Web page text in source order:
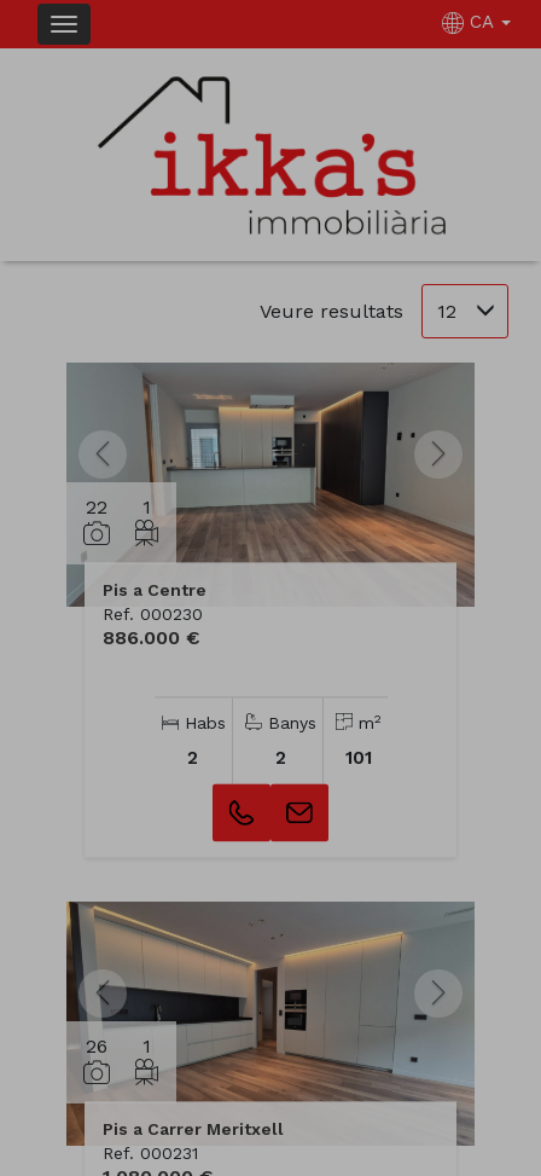
CA
IMMOBLES EN VENDA D'IMMOBILIARIA IKKA
Filtrar Ordena
Veure resultats 12
22 1
Pis a Centre
Ref. 000230
886.000 €
Habs
2
Banys
2
m2
101
26 1
Pis a Carrer Meritxell
Ref. 000231